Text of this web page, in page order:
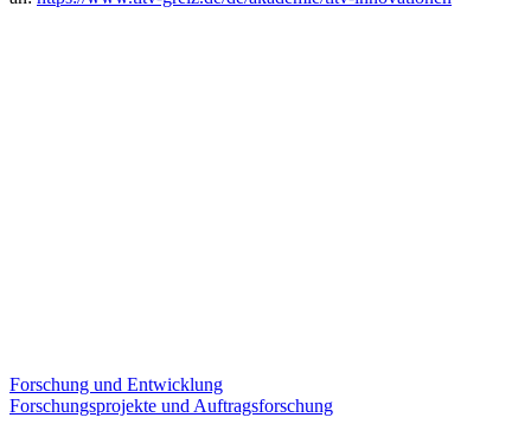
Forschung und Entwicklung
Forschungsprojekte und Auftragsforschung